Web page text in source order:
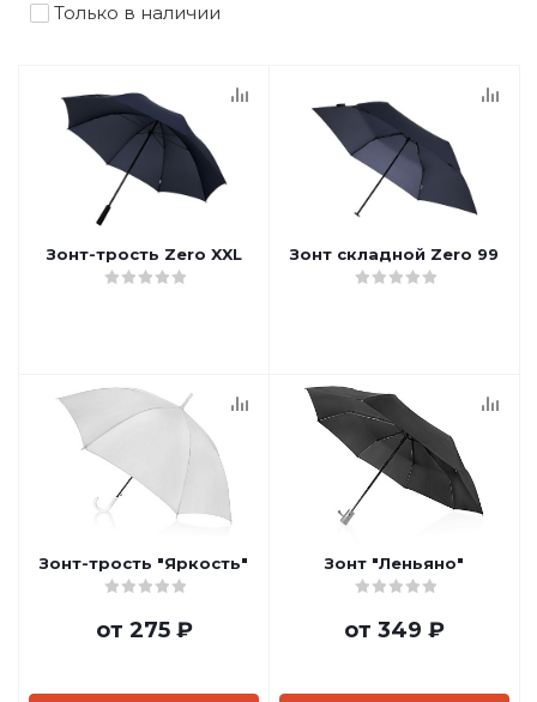
Только в наличии
Зонт-трость Zero XXL Зонт складной Zero 99
Зонт-трость "Яркость"
от 275 ₽
Зонт "Леньяно"
от 349 ₽